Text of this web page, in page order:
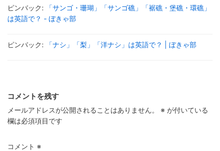
ピンバック:
「サンゴ・珊瑚」「サンゴ礁」「裾礁・堡礁・環礁」
は英語で？ - ぼきゃ部
ピンバック: 「ナシ」「梨」「洋ナシ」は英語で？ | ぼきゃ部
コメントを残す
メールアドレスが公開されることはありません。 ※ が付いている
欄は必須項目です
コメント ※